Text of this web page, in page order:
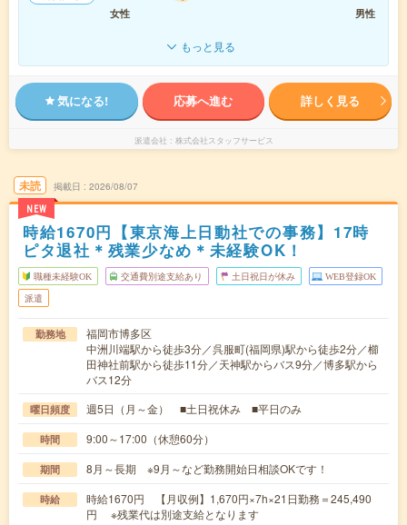
女性
男性
もっと見る
気になる! 応募へ進む 詳しく見る
派遣会社 株式会社スタッフサービス
未読
NEW
掲載日 2026/08/07
時給1670円【東京海上日動社での事務】17時
ピタ退社＊残業少なめ＊未経験OK！
職種未経験OK 交通費別途支給あり 土日祝日が休み WEB登録OK
派遣
勤務地
福岡市博多区
中洲川端駅から徒歩3分／呉服町(福岡県)駅から徒歩2分／櫛
田神社前駅から徒歩11分／天神駅からバス9分／博多駅から
バス12分
曜日頻度 週5日（月～金） ■土日祝休み ■平日のみ
時間 9:00～17:00（休憩60分）
期間 8月～長期 ※9月～など勤務開始日相談OKです！
時給
時給1670円 【月収例】1,670円×7h×21日勤務＝245,490
円 ※残業代は別途支給となります